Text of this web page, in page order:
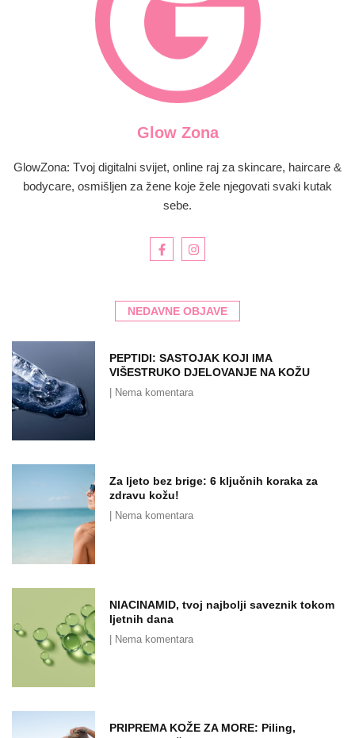
Glow Zona
GlowZona: Tvoj digitalni svijet, online raj za skincare, haircare &
bodycare, osmišljen za žene koje žele njegovati svaki kutak
sebe.
NEDAVNE OBJAVE
PEPTIDI: SASTOJAK KOJI IMA
VIŠESTRUKO DJELOVANJE NA KOŽU
Nema komentara
Za ljeto bez brige: 6 ključnih koraka za
zdravu kožu!
Nema komentara
NIACINAMID, tvoj najbolji saveznik tokom
ljetnih dana
Nema komentara
PRIPREMA KOŽE ZA MORE: Piling,